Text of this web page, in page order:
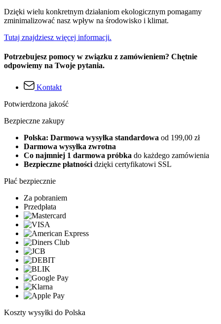
Dzięki wielu konkretnym działaniom ekologicznym pomagamy
zminimalizować nasz wpływ na środowisko i klimat.
Tutaj znajdziesz więcej informacji.
Potrzebujesz pomocy w związku z zamówieniem? Chętnie
odpowiemy na Twoje pytania.
Kontakt
Potwierdzona jakość
Bezpieczne zakupy
Polska: Darmowa wysyłka standardowa od 199,00 zł
Darmowa wysyłka zwrotna
Co najmniej 1 darmowa próbka do każdego zamówienia
Bezpieczne płatności dzięki certyfikatowi SSL
Płać bezpiecznie
Za pobraniem
Przedpłata
Koszty wysyłki do Polska